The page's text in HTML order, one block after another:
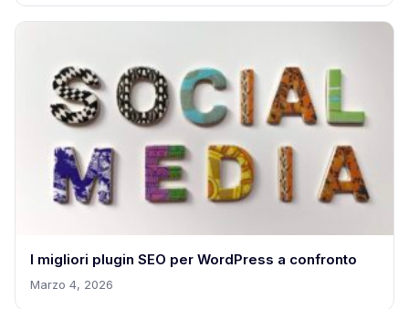
I migliori plugin SEO per WordPress a confronto
Marzo 4, 2026